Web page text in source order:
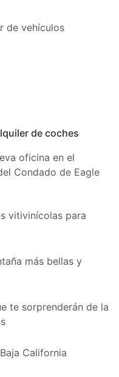
de vehículos
de coches
oficina en el
Condado de Eagle
vitivinícolas para
más bellas y
te sorprenderán de la
California